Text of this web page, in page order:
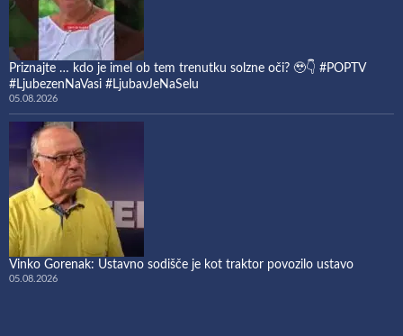
Priznajte … kdo je imel ob tem trenutku solzne oči? 🥹👇 #POPTV
#LjubezenNaVasi #LjubavJeNaSelu
05.08.2026
Vinko Gorenak: Ustavno sodišče je kot traktor povozilo ustavo
05.08.2026